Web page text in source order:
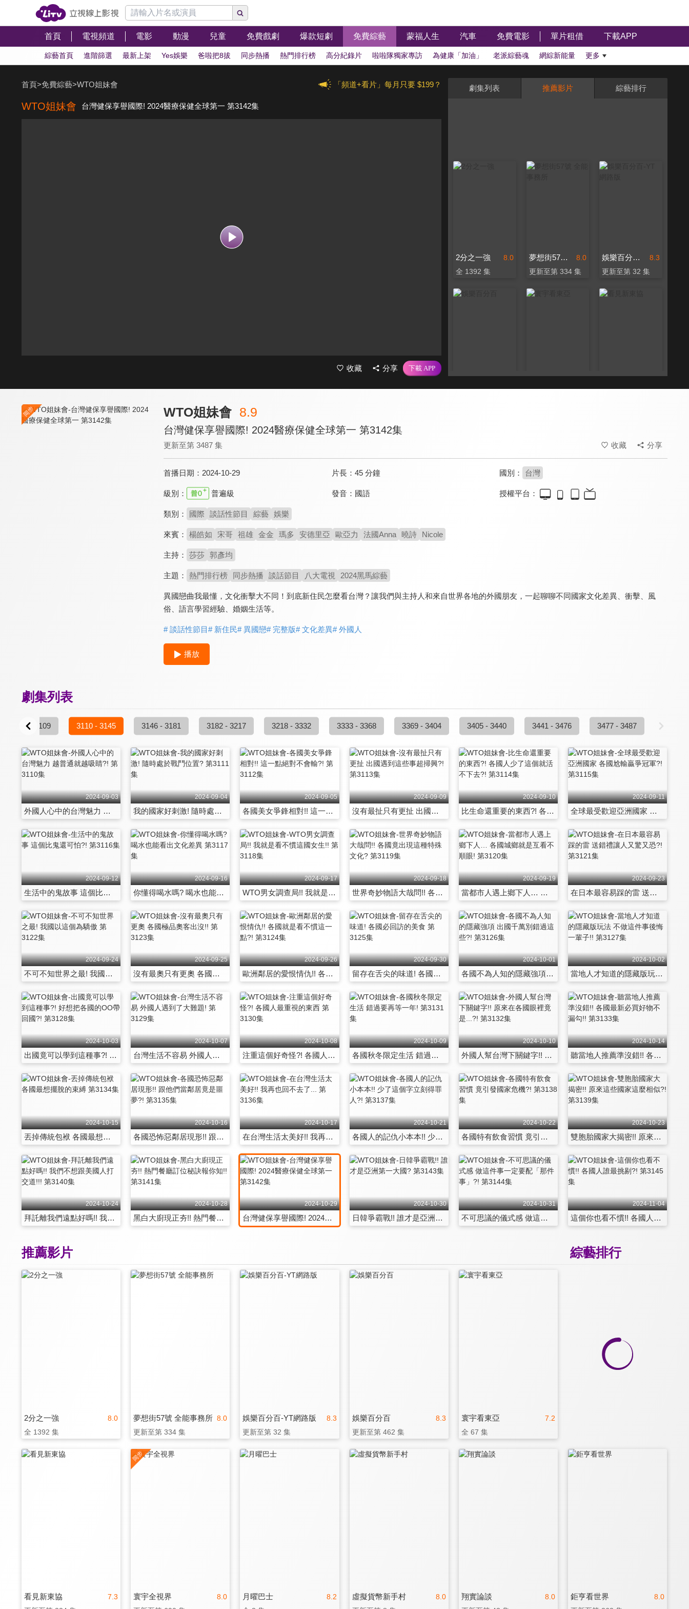
首頁 電視頻道 電影 動漫 兒童 免費戲劇 爆款短劇 免費綜藝 蒙福人生 汽車 免費電影 單片租借 下載APP
綜藝首頁 進階篩選 最新上架 Yes娛樂 爸啦把8拔 同步熱播 熱門排行榜 高分紀錄片 啦啦隊獨家專訪 為健康「加油」 老派綜藝魂 網綜新能量 更多
「頻道+看片」每月只要 $199？
首頁>免費綜藝>WTO姐妹會
WTO姐妹會 台灣健保享譽國際! 2024醫療保健全球第一 第3142集
收藏 分享
劇集列表 推薦影片 綜藝排行
8.0
2分之一強
全 1392 集
8.0
夢想街57號 全能事務所
更新至第 334 集
8.3
娛樂百分百-YT網路版
更新至第 32 集
WTO姐妹會 8.9
台灣健保享譽國際! 2024醫療保健全球第一 第3142集
更新至第 3487 集 收藏 分享
首播日期： 2024-10-29 片長： 45 分鐘 國別： 台灣
級別： 普遍級 發音： 國語 授權平台：
類別： 國際 談話性節目 綜藝 娛樂
來賓： 楊皓如 宋哥 祖雄 金金 瑪多 安德里亞 歐亞力 法國Anna 曉詩 Nicole
主持： 莎莎 郭彥均
主題： 熱門排行榜 同步熱播 談話節目 八大電視 2024黑馬綜藝
異國戀曲我最懂，文化衝擊大不同！到底新住民怎麼看台灣？讓我們與主持人和來自世界各地的外國朋友，一起聊聊不同國家文化差異、衝擊、風
俗、語言學習經驗、婚姻生活等。
# 談話性節目# 新住民# 異國戀# 完整版# 文化差異# 外國人
播放
劇集列表
3074 - 3109 3110 - 3145 3146 - 3181 3182 - 3217 3218 - 3332 3333 - 3368 3369 - 3404 3405 - 3440 3441 - 3476 3477 - 3487
2024-09-03
外國人心中的台灣魅力 越普通就越吸睛?! 第3110集
2024-09-04
我的國家好刺激! 隨時處於戰鬥位置? 第3111集
2024-09-05
各國美女爭鋒相對!! 這一點絕對不會輸?! 第3112集
2024-09-09
沒有最扯只有更扯 出國遇到這些事超掃興?! 第3113集
2024-09-10
比生命還重要的東西?! 各國人少了這個就活不下去?! 第3114集
2024-09-11
全球最受歡迎亞洲國家 各國尬輸贏爭冠軍?! 第3115集
2024-09-12
生活中的鬼故事 這個比鬼還可怕?! 第3116集
2024-09-16
你懂得喝水嗎? 喝水也能看出文化差異 第3117集
2024-09-17
WTO男女調查局!! 我就是看不慣這國女生!! 第3118集
2024-09-18
世界奇妙物語大哉問!! 各國竟出現這種特殊文化? 第3119集
2024-09-19
當都市人遇上鄉下人… 各國城鄉就是互看不順眼! 第3120集
2024-09-23
在日本最容易踩的雷 送錯禮讓人又驚又恐?! 第3121集
2024-09-24
不可不知世界之最! 我國以這個為驕傲 第3122集
2024-09-25
沒有最奧只有更奧 各國極品奧客出沒!! 第3123集
2024-09-26
歐洲鄰居的愛恨情仇!! 各國就是看不慣這一點?! 第3124集
2024-09-30
留存在舌尖的味道! 各國必回訪的美食 第3125集
2024-10-01
各國不為人知的隱藏強項 出國千萬別錯過這些?! 第3126集
2024-10-02
當地人才知道的隱藏版玩法 不做這件事後悔一輩子!! 第3127集
2024-10-03
出國竟可以學到這種事?! 好想把各國的OO帶回國?! 第3128集
2024-10-07
台灣生活不容易 外國人遇到了大難題! 第3129集
2024-10-08
注重這個好奇怪?! 各國人最重視的東西 第3130集
2024-10-09
各國秋冬限定生活 錯過要再等一年! 第3131集
2024-10-10
外國人幫台灣下關鍵字!! 原來在各國眼裡竟是...?! 第3132集
2024-10-14
聽當地人推薦準沒錯!! 各國最新必買好物不漏勾!! 第3133集
2024-10-15
丟掉傳統包袱 各國最想擺脫的束縛 第3134集
2024-10-16
各國恐怖惡鄰居現形!! 跟他們當鄰居竟是噩夢?! 第3135集
2024-10-17
在台灣生活太美好!! 我再也回不去了... 第3136集
2024-10-21
各國人的記仇小本本!! 少了這個字立刻得罪人?! 第3137集
2024-10-22
各國特有飲食習慣 竟引發國家危機?! 第3138集
2024-10-23
雙胞胎國家大揭密!! 原來這些國家這麼相似?! 第3139集
2024-10-24
拜託離我們遠點好嗎!! 我們不想跟美國人打交道!!! 第3140集
2024-10-28
黑白大廚現正夯!! 熱門餐廳訂位秘訣報你知!! 第3141集
2024-10-29
台灣健保享譽國際! 2024醫療保健全球第一 第3142集
2024-10-30
日韓爭霸戰!! 誰才是亞洲第一大國? 第3143集
2024-10-31
不可思議的儀式感 做這件事一定要配「那件事」?! 第3144集
2024-11-04
這個你也看不慣!! 各國人誰最挑剔?! 第3145集
綜藝排行
推薦影片
8.0
2分之一強
全 1392 集
8.0
夢想街57號 全能事務所
更新至第 334 集
8.3
娛樂百分百-YT網路版
更新至第 32 集
8.3
娛樂百分百
更新至第 462 集
7.2
寰宇看東亞
全 67 集
7.3
看見新東協 8.0
寰宇全視界 8.2
月曜巴士 8.0
虛擬貨幣新手村 8.0
翔實論談 8.0
鉅亨看世界